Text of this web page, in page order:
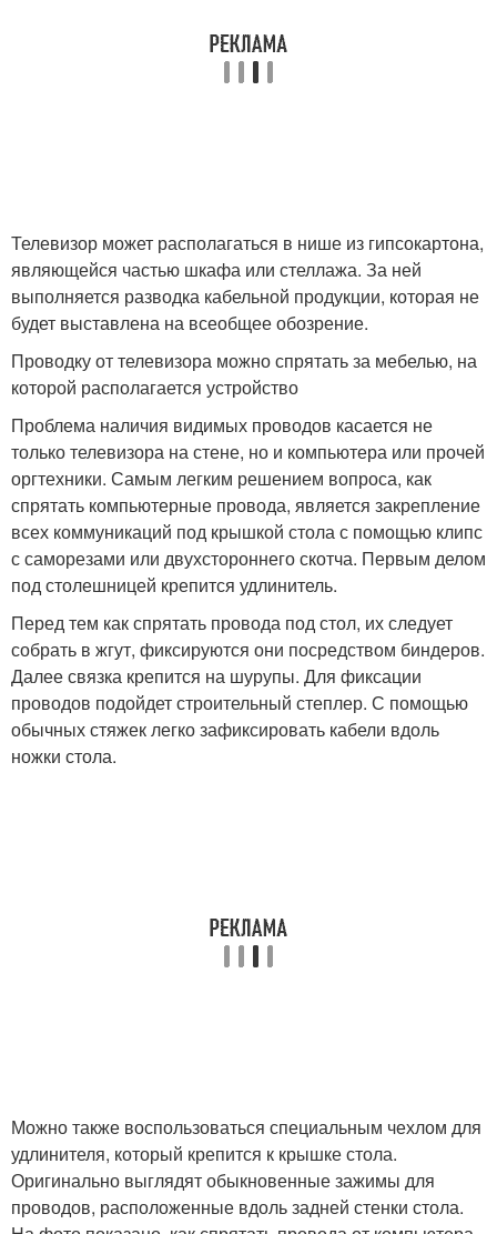
Телевизор может располагаться в нише из гипсокартона,
являющейся частью шкафа или стеллажа. За ней
выполняется разводка кабельной продукции, которая не
будет выставлена на всеобщее обозрение.
Проводку от телевизора можно спрятать за мебелью, на
которой располагается устройство
Проблема наличия видимых проводов касается не
только телевизора на стене, но и компьютера или прочей
оргтехники. Самым легким решением вопроса, как
спрятать компьютерные провода, является закрепление
всех коммуникаций под крышкой стола с помощью клипс
с саморезами или двухстороннего скотча. Первым делом
под столешницей крепится удлинитель.
Перед тем как спрятать провода под стол, их следует
собрать в жгут, фиксируются они посредством биндеров.
Далее связка крепится на шурупы. Для фиксации
проводов подойдет строительный степлер. С помощью
обычных стяжек легко зафиксировать кабели вдоль
ножки стола.
Можно также воспользоваться специальным чехлом для
удлинителя, который крепится к крышке стола.
Оригинально выглядят обыкновенные зажимы для
проводов, расположенные вдоль задней стенки стола.